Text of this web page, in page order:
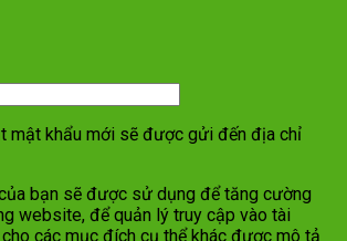
mật khẩu mới sẽ được gửi đến địa chỉ
bạn sẽ được sử dụng để tăng cường
website, để quản lý truy cập vào tài
các mục đích cụ thể khác được mô tả